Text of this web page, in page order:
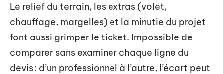
Le relief du terrain, les extras (volet,
chauffage, margelles) et la minutie du projet
font aussi grimper le ticket. Impossible de
comparer sans examiner chaque ligne du
devis : d’un professionnel à l’autre, l’écart peut